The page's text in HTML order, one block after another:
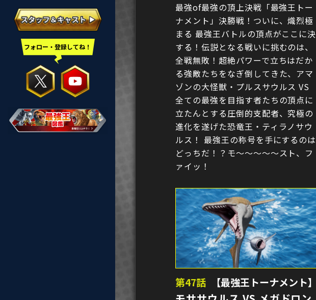
フォロー・登録してね！
最強of最強の頂上決戦「最強王トー
ナメント」決勝戦！ついに、熾烈極
まる 最強王バトルの頂点がここに決
する！伝説となる戦いに挑むのは、
全戦無敗！超絶パワーで立ちはだか
る強敵たちをなぎ倒してきた、アマ
ゾンの大怪獣・プルスサウルス VS
全ての最強を目指す者たちの頂点に
立たんとする圧倒的支配者、究極の
進化を遂げた恐竜王・ティラノサウ
ルス！ 最強王の称号を手にするのは
どっちだ！？モ〜〜〜〜〜スト、フ
ァイッ！
第47話 【最強王トーナメント】